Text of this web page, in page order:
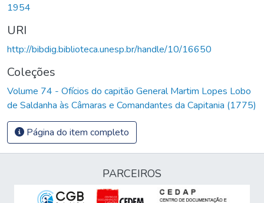
1954
URI
http://bibdig.biblioteca.unesp.br/handle/10/16650
Coleções
Volume 74 - Ofícios do capitão General Martim Lopes Lobo
de Saldanha às Câmaras e Comandantes da Capitania (1775)
Página do item completo
PARCEIROS